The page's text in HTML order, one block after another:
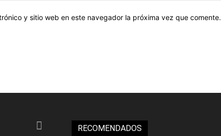
y sitio web en este navegador la próxima vez que comente.
RECOMENDADOS